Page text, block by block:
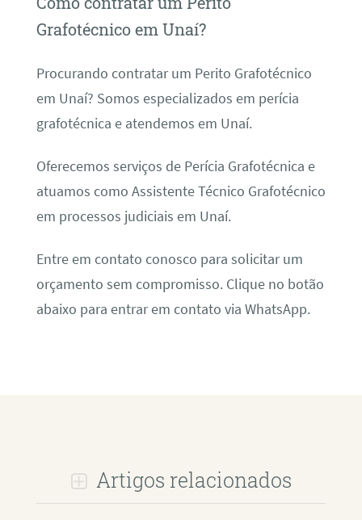
Grafotécnico em Unaí?
Procurando contratar um Perito Grafotécnico
em Unaí? Somos especializados em perícia
grafotécnica e atendemos em Unaí.
Oferecemos serviços de Perícia Grafotécnica e
atuamos como Assistente Técnico Grafotécnico
em processos judiciais em Unaí.
Entre em contato conosco para solicitar um
orçamento sem compromisso. Clique no botão
abaixo para entrar em contato via WhatsApp.
Artigos relacionados